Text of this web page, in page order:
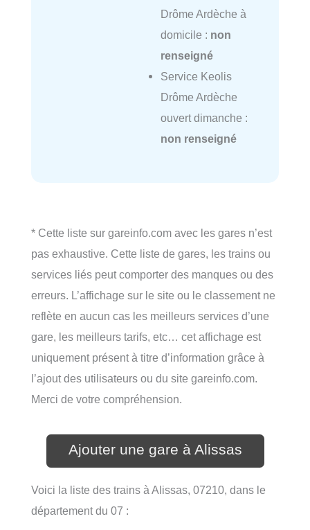
Drôme Ardèche à
domicile : non
renseigné
Service Keolis
Drôme Ardèche
ouvert dimanche :
non renseigné
* Cette liste sur gareinfo.com avec les gares n’est
pas exhaustive. Cette liste de gares, les trains ou
services liés peut comporter des manques ou des
erreurs. L’affichage sur le site ou le classement ne
reflète en aucun cas les meilleurs services d’une
gare, les meilleurs tarifs, etc… cet affichage est
uniquement présent à titre d’information grâce à
l’ajout des utilisateurs ou du site gareinfo.com.
Merci de votre compréhension.
Ajouter une gare à Alissas
Voici la liste des trains à Alissas, 07210, dans le
département du 07 :